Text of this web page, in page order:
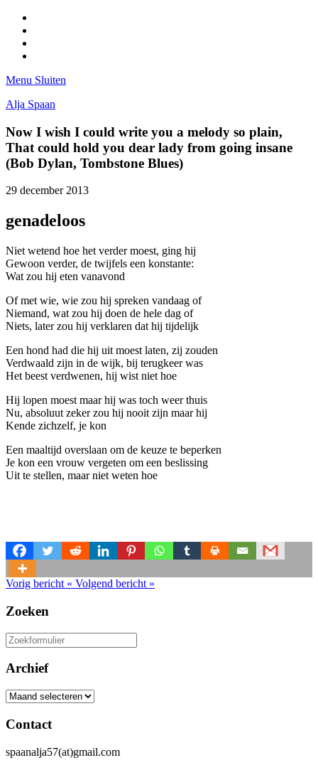
Menu Sluiten
Alja Spaan
Now I wish I could write you a melody so plain,
That could hold you dear lady from going insane
(Bob Dylan, Tombstone Blues)
29 december 2013
genadeloos
Niet wetend hoe het verder moest, ging hij
Gewoon verder, de twijfels een konstante:
Wat zou hij eten vanavond
Of met wie, wie zou hij spreken vandaag of
Niemand, wat zou hij doen de hele dag of
Niets, later zou hij verklaren dat hij tijdelijk
Een hond had die hij uit moest laten, zij zouden
Verdwaald zijn in de wijk, bij terugkeer was
Het beest verdwenen, hij wist niet hoe
Hij lopen moest maar hij was toch weer thuis
Nu, absoluut zeker zou hij nooit zijn maar hij
Kende zichzelf, je kon
Een maaltijd overslaan om de keuze te beperken
Je kon een vrouw vergeten om een beslissing
Uit te stellen, maar niet weten hoe
Vorig bericht « Volgend bericht »
Zoeken
Zoeken
naar:
Archief
Archief
Contact
spaanalja57(at)gmail.com